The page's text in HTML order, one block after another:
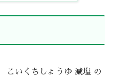
こいくちしょうゆ 減塩 の